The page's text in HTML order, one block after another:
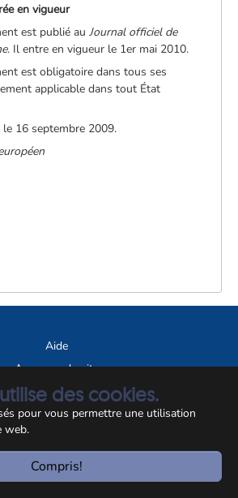
des cookies.
pour vous permettre une utilisation
web.
Compris!
en vigueur
est publié au Journal officiel de
. Il entre en vigueur le 1er mai 2010.
est obligatoire dans tous ses
applicable dans tout État
16 septembre 2009.
Aide
A propos du site
Notice légale
© CCSS 2026